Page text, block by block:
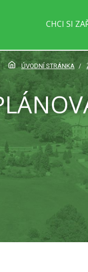
CHCI SI
ÚVODNÍ STRÁNKA